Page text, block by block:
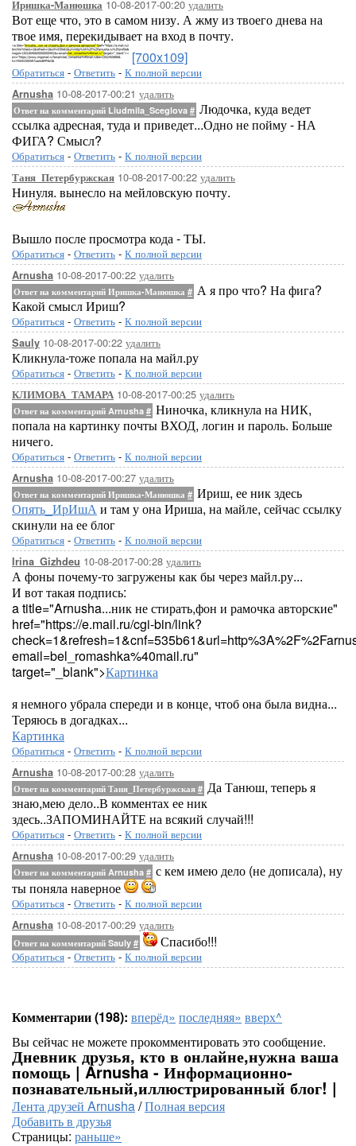
Иришка-Манюшка 10-08-2017-00:20 удалить
Вот еще что, это в самом низу. А жму из твоего днева на
твое имя, перекидывает на вход в почту.
[700x109]
Обратиться - Ответить - К полной версии
Arnusha 10-08-2017-00:21 удалить
Ответ на комментарий Liudmila_Sceglova # Людочка, куда ведет
ссылка адресная, туда и приведет...Одно не пойму - НА
ФИГА? Смысл?
Обратиться - Ответить - К полной версии
Таня_Петербуржская 10-08-2017-00:22 удалить
Нинуля. вынесло на мейловскую почту.
Вышло после просмотра кода - ТЫ.
Обратиться - Ответить - К полной версии
Arnusha 10-08-2017-00:22 удалить
Ответ на комментарий Иришка-Манюшка # А я про что? На фига?
Какой смысл Ириш?
Обратиться - Ответить - К полной версии
Sauly 10-08-2017-00:22 удалить
Кликнула-тоже попала на майл.ру
Обратиться - Ответить - К полной версии
КЛИМОВА_ТАМАРА 10-08-2017-00:25 удалить
Ответ на комментарий Arnusha # Ниночка, кликнула на НИК,
попала на картинку почты ВХОД, логин и пароль. Больше
ничего.
Обратиться - Ответить - К полной версии
Arnusha 10-08-2017-00:27 удалить
Ответ на комментарий Иришка-Манюшка # Ириш, ее ник здесь
Опять_ИрИшАи там у она Ириша, на майле, сейчас ссылку
скинули на ее блог
Обратиться - Ответить - К полной версии
Irina_Gizhdeu 10-08-2017-00:28 удалить
А фоны почему-то загружены как бы через майл.ру...
И вот такая подпись:
a title="Arnusha...ник не стирать,фон и рамочка авторские"
href="https://e.mail.ru/cgi-bin/link?
email=bel_romashka%40mail.ru"
target="_blank">Картинка
я немного убрала спереди и в конце, чтоб она была видна...
Теряюсь в догадках...
Картинка
Обратиться - Ответить - К полной версии
Arnusha 10-08-2017-00:28 удалить
Ответ на комментарий Таня_Петербуржская # Да Танюш, теперь я
знаю,мею дело..В комментах ее ник
здесь..ЗАПОМИНАЙТЕ на всякий случай!!!
Обратиться - Ответить - К полной версии
Arnusha 10-08-2017-00:29 удалить
Ответ на комментарий Arnusha # с кем имею дело (не дописала), ну
ты поняла наверное
Обратиться - Ответить - К полной версии
Arnusha 10-08-2017-00:29 удалить
Ответ на комментарий Sauly # Спасибо!!!
Обратиться - Ответить - К полной версии
Комментарии (198): вперёд» последняя» вверх^
Вы сейчас не можете прокомментировать это сообщение.
Дневник друзья, кто в онлайне,нужна ваша
помощь | Arnusha - Информационно-
познавательный,иллюстрированный блог! |
Лента друзей Arnusha/Полная версия
Добавить в друзья
Страницы: раньше»